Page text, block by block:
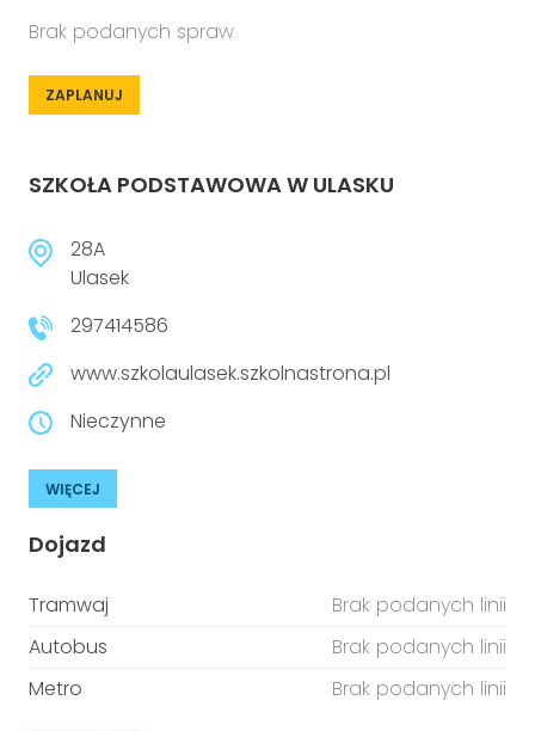
Brak podanych spraw
ZAPLANUJ
SZKOŁA PODSTAWOWA W ULASKU
28A
Ulasek
297414586
www.szkolaulasek.szkolnastrona.pl
Nieczynne
WIĘCEJ
Dojazd
Tramwaj
Brak podanych linii
Autobus
Brak podanych linii
Metro
Brak podanych linii